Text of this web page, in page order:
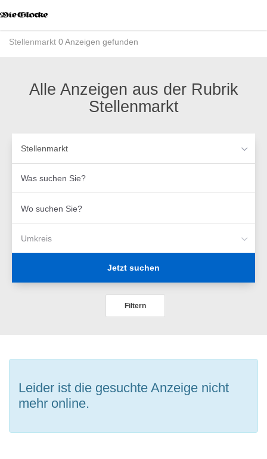
Modus
aktivieren
zurStellenmarkt 0 Anzeigen gefunden
Alle Anzeigen aus der Rubrik
Stellenmarkt
Stellenmarkt
suchen
Sie?
suchen
Umkreis
Jetzt suchen
Filtern
Leider ist die gesuchte Anzeige nicht
mehr online.